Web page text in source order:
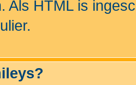
Als HTML is